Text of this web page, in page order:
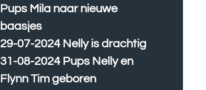
Pups Mila naar nieuwe
baasjes
29-07-2024 Nelly is drachtig
31-08-2024 Pups Nelly en
Flynn Tim geboren